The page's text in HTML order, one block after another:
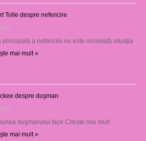
Tolle despre nefericire
principală a nefericirii nu este niciodată situaţia
mai mult »
despre duşman
duşmanului face Citește mai mult
mai mult »